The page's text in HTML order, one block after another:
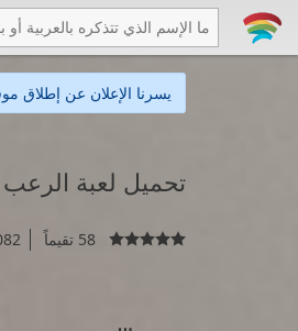
يسرنا الإعلان عن إطلاق
تحميل لعبة الرعب Dead Space 1
 58 تقيماً